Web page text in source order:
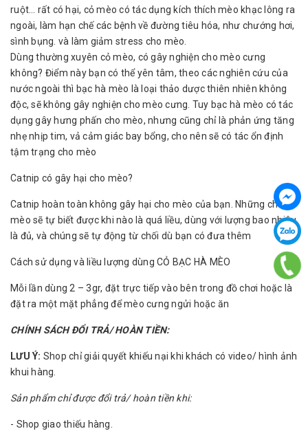
ruột… rất có hại, cỏ mèo có tác dụng kích thích mèo khạc lông ra
ngoài, làm hạn chế các bệnh về đường tiêu hóa, như chướng hơi,
sình bụng. và làm giảm stress cho mèo.
Dùng thường xuyên cỏ mèo, có gây nghiện cho mèo cưng
không? Điểm này bạn có thể yên tâm, theo các nghiên cứu của
nước ngoài thì bạc hà mèo là loại thảo dược thiên nhiên không
độc, sẽ không gây nghiện cho mèo cưng. Tuy bạc hà mèo có tác
dụng gây hưng phấn cho mèo, nhưng cũng chỉ là phản ứng tăng
nhẹ nhịp tim, vả cảm giác bay bổng, cho nên sẽ có tác ổn định
tậm trạng cho mèo
Catnip có gây hại cho mèo?
Catnip hoàn toàn không gây hại cho mèo của bạn. Những chú
mèo sẽ tự biết được khi nào là quá liều, dùng với lượng bao nhiêu
là đủ, và chúng sẽ tự động từ chối dù bạn có đưa thêm
Cách sử dụng và liều lượng dùng CỎ BẠC HÀ MÈO
Mỗi lần dùng 2 – 3gr, đặt trực tiếp vào bên trong đồ chơi hoặc là
đặt ra một mặt phẳng để mèo cưng ngửi hoặc ăn
CHÍNH SÁCH ĐỔI TRẢ/ HOÀN TIỀN:
LƯU Ý: Shop chỉ giải quyết khiếu nại khi khách có video/ hình ảnh
khui hàng.
Sản phẩm chỉ được đổi trả/ hoàn tiền khi:
- Shop giao thiếu hàng.